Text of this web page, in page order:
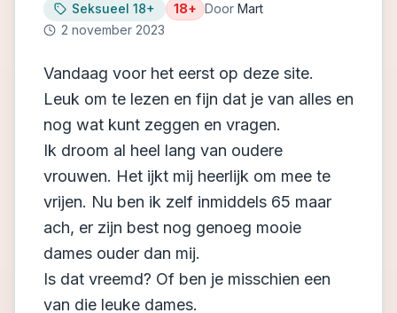
Seksueel 18+ 18+ Door Mart
2 november 2023
Vandaag voor het eerst op deze site.
Leuk om te lezen en fijn dat je van alles en
nog wat kunt zeggen en vragen.
Ik droom al heel lang van oudere
vrouwen. Het ijkt mij heerlijk om mee te
vrijen. Nu ben ik zelf inmiddels 65 maar
ach, er zijn best nog genoeg mooie
dames ouder dan mij.
Is dat vreemd? Of ben je misschien een
van die leuke dames.